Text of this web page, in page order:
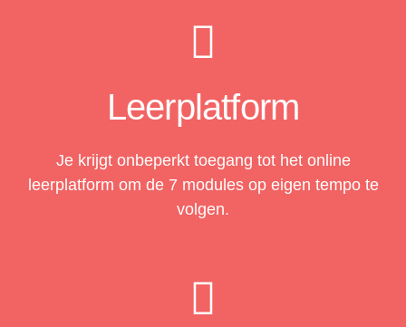
Leerplatform
Je krijgt onbeperkt toegang tot het online
leerplatform om de 7 modules op eigen tempo te
volgen.